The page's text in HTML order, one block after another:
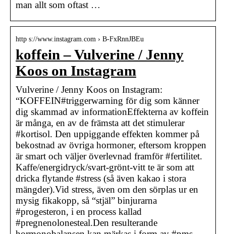
man allt som oftast …
http s://www.instagram.com › B-FxRnnJBEu
koffein – Vulverine / Jenny
Koos on Instagram
Vulverine / Jenny Koos on Instagram:
“KOFFEIN#triggerwarning för dig som känner
dig skammad av informationEffekterna av koffein
är många, en av de främsta att det stimulerar
#kortisol. Den uppiggande effekten kommer på
bekostnad av övriga hormoner, eftersom kroppen
är smart och väljer överlevnad framför #fertilitet.
Kaffe/energidryck/svart-grönt-vitt te är som att
dricka flytande #stress (så även kakao i stora
mängder).Vid stress, även om den sörplas ur en
mysig fikakopp, så “stjäl” binjurarna
#progesteron, i en process kallad
#pregnenolonesteal.Den resulterande